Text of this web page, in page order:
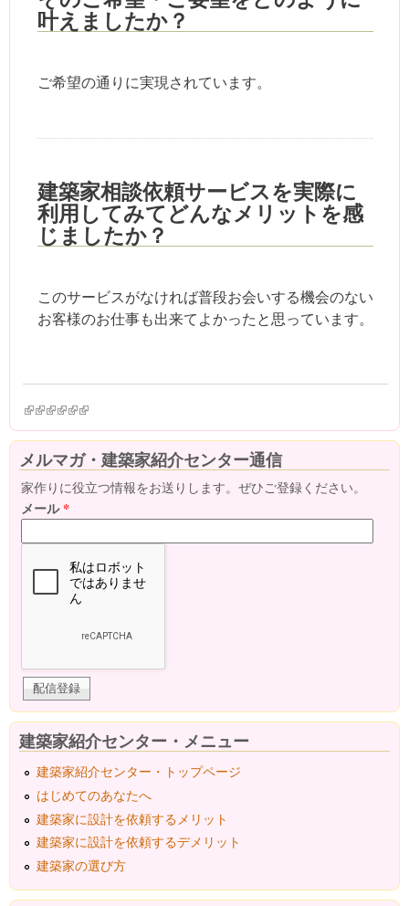
叶えましたか？
ご希望の通りに実現されています。
建築家相談依頼サービスを実際に
利用してみてどんなメリットを感
じましたか？
このサービスがなければ普段お会いする機会のない
お客様のお仕事も出来てよかったと思っています。
(link is external)
(link is external)
(link is external)
(link is external)
(link is external)
(link is external)
メルマガ・建築家紹介センター通信
家作りに役立つ情報をお送りします。ぜひご登録ください。
メール*
建築家紹介センター・メニュー
建築家紹介センター・トップページ
はじめてのあなたへ
建築家に設計を依頼するメリット
建築家に設計を依頼するデメリット
建築家の選び方